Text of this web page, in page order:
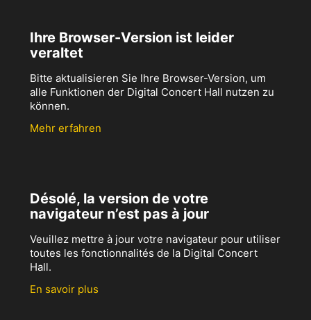
Ihre Browser-Version ist leider
veraltet
Bitte aktualisieren Sie Ihre Browser-Version, um
alle Funktionen der Digital Concert Hall nutzen zu
können.
Mehr erfahren
Désolé, la version de votre
navigateur n’est pas à jour
Veuillez mettre à jour votre navigateur pour utiliser
toutes les fonctionnalités de la Digital Concert
Hall.
En savoir plus